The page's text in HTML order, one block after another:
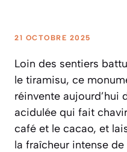
21 OCTOBRE 2025
Loin des sentiers
le tiramisu, ce
réinvente aujourd’hui
acidulée qui fait
café et le cacao, et
la fraîcheur intense